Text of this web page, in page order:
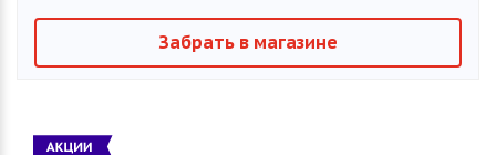
Забрать в магазине